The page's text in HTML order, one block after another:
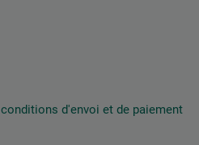
conditions d'envoi et de paiement